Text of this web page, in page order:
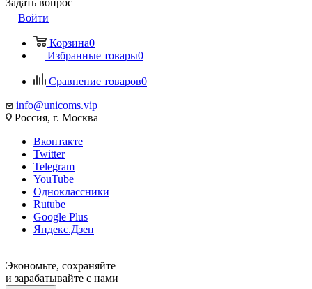
Задать вопрос
Войти
Корзина0
Избранные товары0
Сравнение товаров0
info@unicoms.vip
Россия, г. Москва
Вконтакте
Twitter
Telegram
YouTube
Одноклассники
Rutube
Google Plus
Яндекс.Дзен
Экономьте, сохраняйте
и зарабатывайте с нами